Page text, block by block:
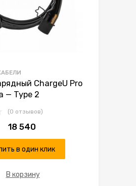
ChargeU Pro
— Type 2
(0 отзывов)
18 540
в один клик
В корзину